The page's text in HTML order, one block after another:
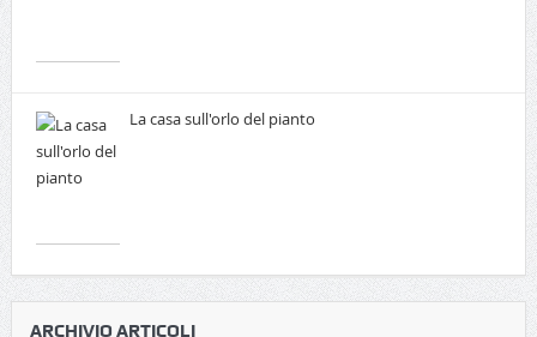
La casa sull'orlo del pianto
ARCHIVIO ARTICOLI